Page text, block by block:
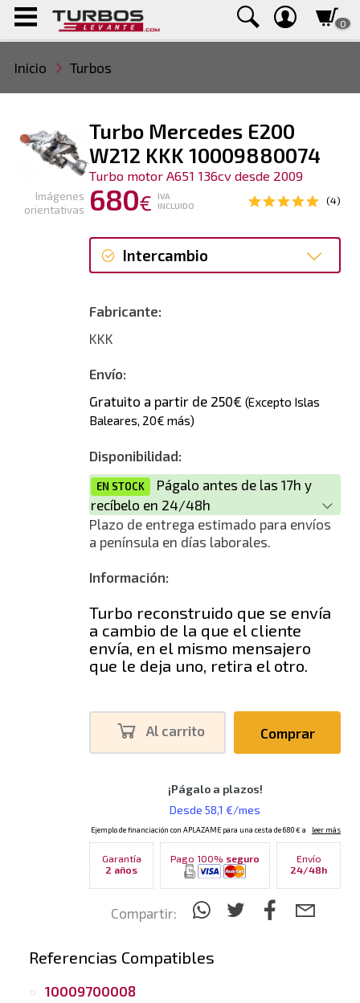
0
Inicio Turbos
Turbo Mercedes E200
W212 KKK 10009880074
Turbo motor A651 136cv desde 2009
680€
IVA
INCLUIDO
(4)
Intercambio
Fabricante:
KKK
Envío:
Gratuito a partir de 250€ (Excepto Islas
Baleares, 20€ más)
Disponibilidad:
EN STOCK
Págalo antes de las 17h y
recíbelo en 24/48h
Plazo de entrega estimado para envíos
a península en días laborales.
Información:
Turbo reconstruido que se envía
a cambio de la que el cliente
envía, en el mismo mensajero
que le deja uno, retira el otro.
Al carrito Comprar
Garantía
2 años
Pago 100% seguro
Envío
24/48h
Compartir:
Imágenes
orientativas
Referencias Compatibles
10009700008